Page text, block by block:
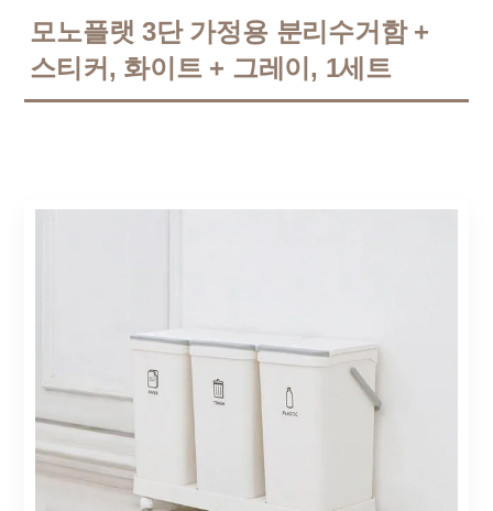
모노플랫 3단 가정용 분리수거함 +
스티커, 화이트 + 그레이, 1세트